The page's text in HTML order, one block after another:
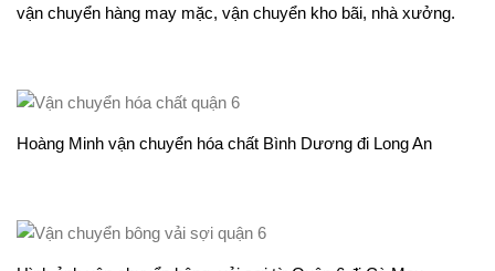
vận chuyển hàng may mặc, vận chuyển kho bãi, nhà xưởng.
Hoàng Minh vận chuyển hóa chất Bình Dương đi Long An